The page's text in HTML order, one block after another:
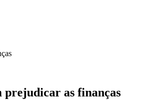
prejudicar as finanças